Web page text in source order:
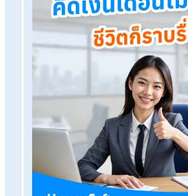
โปรแกรมเงินเดือน
ทดลองใช้ฟรี 30 วันครบทุ
บริการขึ้นระบบ ฟรี ไม่มีค่าใช้จ่ายใดๆ ทั้ง
ทดลองใช้งานฟรี